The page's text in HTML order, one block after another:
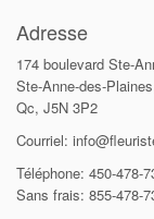
Adresse
174 boulevard Ste-
Ste-Anne-des-
Qc, J5N 3P2
Courriel:
Téléphone: 450-478-
Sans frais: 855-478-